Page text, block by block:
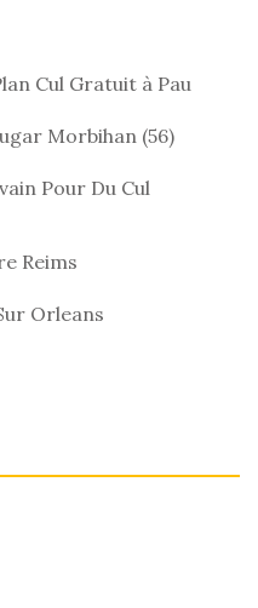
Cul Gratuit à Pau
Morbihan (56)
Pour Du Cul
Reims
Orleans